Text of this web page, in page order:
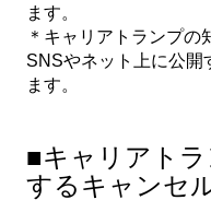
ます。
＊キャリアトランプの
SNSやネット上に公開
ます。
■キャリアト
するキャンセ